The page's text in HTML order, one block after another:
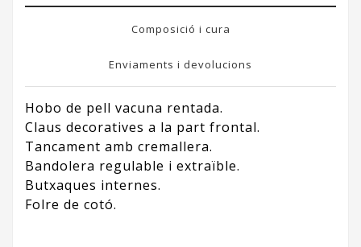
Composició i cura
Enviaments i devolucions
Hobo de pell vacuna rentada.
Claus decoratives a la part frontal.
Tancament amb cremallera.
Bandolera regulable i extraïble.
Butxaques internes.
Folre de cotó.